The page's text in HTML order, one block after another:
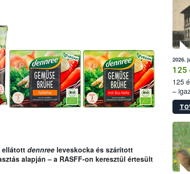
ellátott dennree leveskocka és szárított
alapján – a RASFF-on keresztül értesült
2026.
125
125
–
15.